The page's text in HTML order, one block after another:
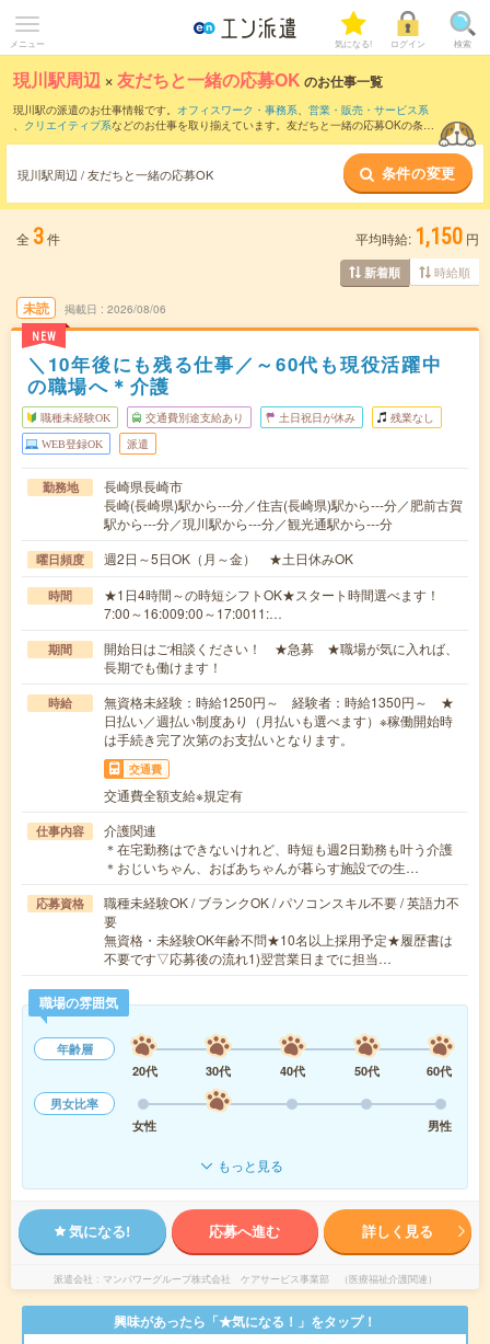
メニュー 気になる! ログイン 検索
現川駅周辺 ×友だちと一緒の応募OK のお仕事一覧
現川駅の派遣のお仕事情報です。 オフィスワーク・事務系、 営業・販売・サービス系
、 クリエイティブ系などのお仕事を取り揃えています。友だちと一緒の応募OKの条件
現川駅周辺 / 友だちと一緒の応募OK 条件の変更
全 3件 平均時給: 1,150 円
新着順 時給順
未読
NEW
掲載日 2026/08/06
＼10年後にも残る仕事／～60代も現役活躍中
の職場へ＊介護
職種未経験OK 交通費別途支給あり 土日祝日が休み 残業なし
WEB登録OK 派遣
勤務地
長崎県長崎市
長崎(長崎県)駅から---分／住吉(長崎県)駅から---分／肥前古賀
駅から---分／現川駅から---分／観光通駅から---分
曜日頻度 週2日～5日OK（月～金） ★土日休みOK
時間
★1日4時間～の時短シフトOK★スタート時間選べます！
7:00～16:009:00～17:0011:…
期間
開始日はご相談ください！ ★急募 ★職場が気に入れば、
長期でも働けます！
時給
無資格未経験：時給1250円～ 経験者：時給1350円～ ★
日払い／週払い制度あり（月払いも選べます）※稼働開始時
は手続き完了次第のお支払いとなります。
交通費
交通費全額支給※規定有
仕事内容
介護関連
＊在宅勤務はできないけれど、時短も週2日勤務も叶う介護
＊おじいちゃん、おばあちゃんが暮らす施設での生…
応募資格
職種未経験OK / ブランクOK / パソコンスキル不要 / 英語力不
要
無資格・未経験OK年齢不問★10名以上採用予定★履歴書は
不要です▽応募後の流れ1)翌営業日までに担当…
職場の雰囲気
年齢層
20代
30代 40代 50代
60代
男女比率
女性
男性
もっと見る
気になる! 応募へ進む 詳しく見る
派遣会社 マンパワーグループ株式会社 ケアサービス事業部 （医療福祉介護関連）
興味があったら「★気になる！」をタップ！